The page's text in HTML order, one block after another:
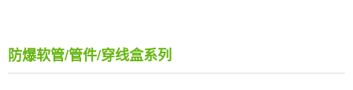
防爆软管/管件/穿线盒系列